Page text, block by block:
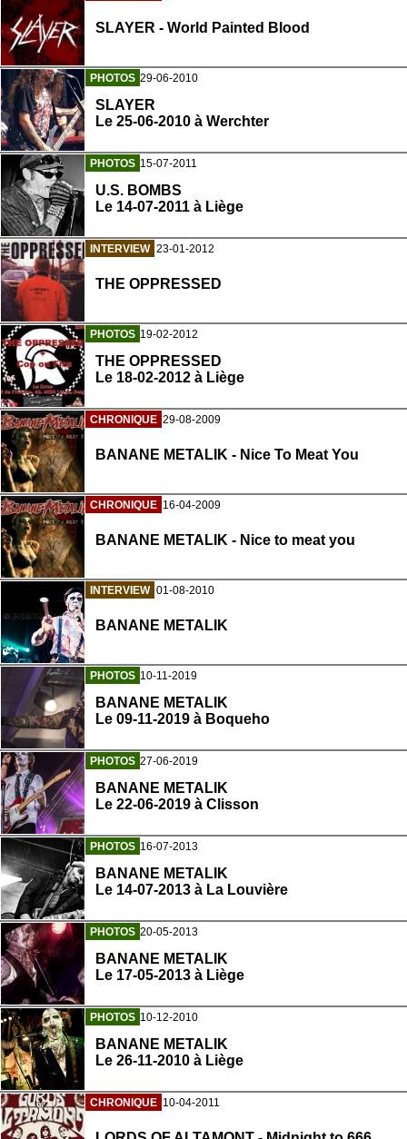
SLAYER - World Painted Blood
PHOTOS 29-06-2010
SLAYER
Le 25-06-2010 à Werchter
PHOTOS 15-07-2011
U.S. BOMBS
Le 14-07-2011 à Liège
INTERVIEW 23-01-2012
THE OPPRESSED
PHOTOS 19-02-2012
THE OPPRESSED
Le 18-02-2012 à Liège
CHRONIQUE 29-08-2009
BANANE METALIK - Nice To Meat You
CHRONIQUE 16-04-2009
BANANE METALIK - Nice to meat you
INTERVIEW 01-08-2010
BANANE METALIK
PHOTOS 10-11-2019
BANANE METALIK
Le 09-11-2019 à Boqueho
PHOTOS 27-06-2019
BANANE METALIK
Le 22-06-2019 à Clisson
PHOTOS 16-07-2013
BANANE METALIK
Le 14-07-2013 à La Louvière
PHOTOS 20-05-2013
BANANE METALIK
Le 17-05-2013 à Liège
PHOTOS 10-12-2010
BANANE METALIK
Le 26-11-2010 à Liège
CHRONIQUE 10-04-2011